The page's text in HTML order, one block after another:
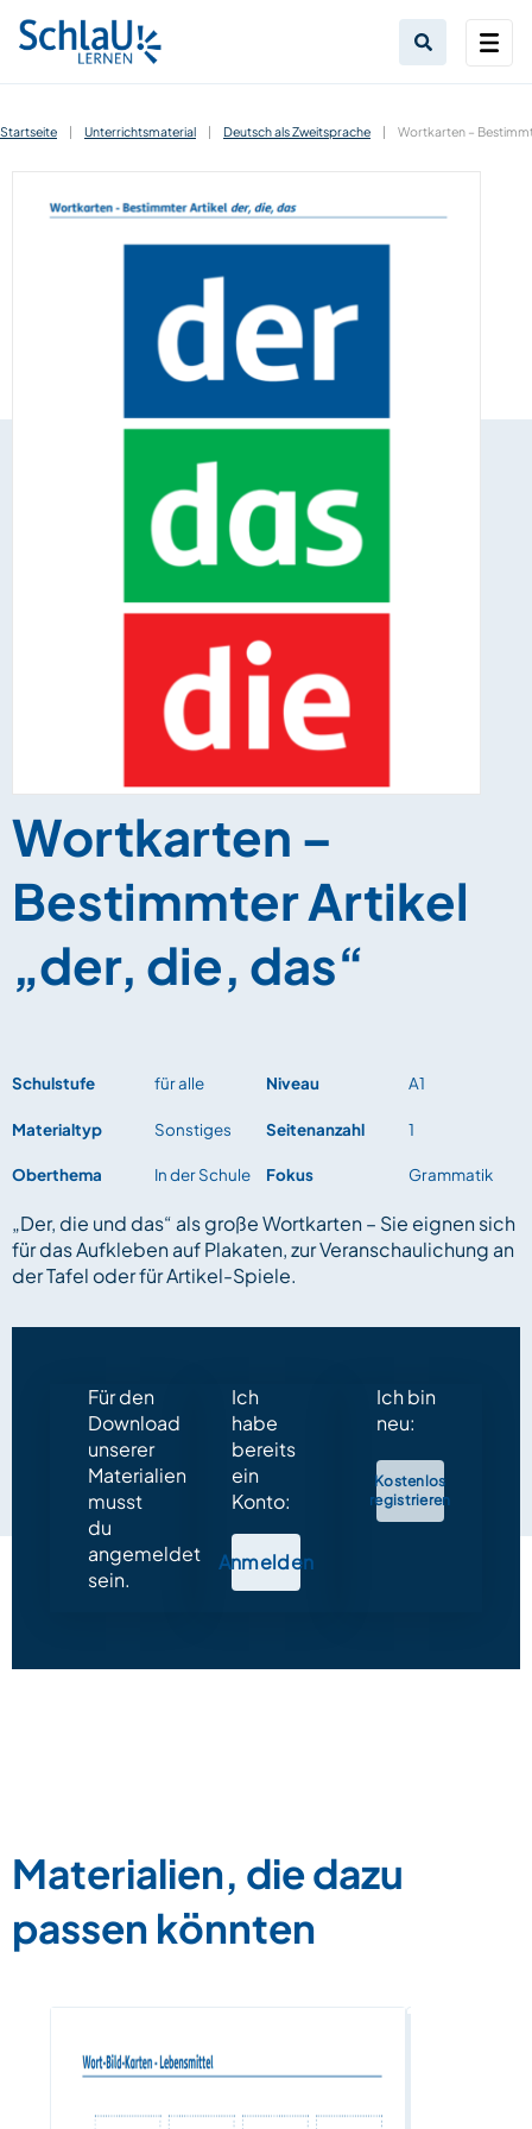
Startseite | Unterrichtsmaterial | Deutsch als Zweitsprache | Wortkarten –
Wortkarten –
Bestimmter Artikel
„der, die, das“
Schulstufe für alle
Materialtyp Sonstiges
Oberthema In der Schule
Niveau A1
Seitenanzahl 1
Fokus Grammatik
„Der, die und das“ als große Wortkarten – Sie eignen sich
für das Aufkleben auf Plakaten, zur Veranschaulichung an
der Tafel oder für Artikel-Spiele.
Für den
Download
unserer
Materialien
musst
du
angemeldet
sein.
Ich
habe
bereits
ein
Konto:
Anmelden
Ich bin
neu:
Kostenlos
registrieren
Materialien, die dazu
passen könnten